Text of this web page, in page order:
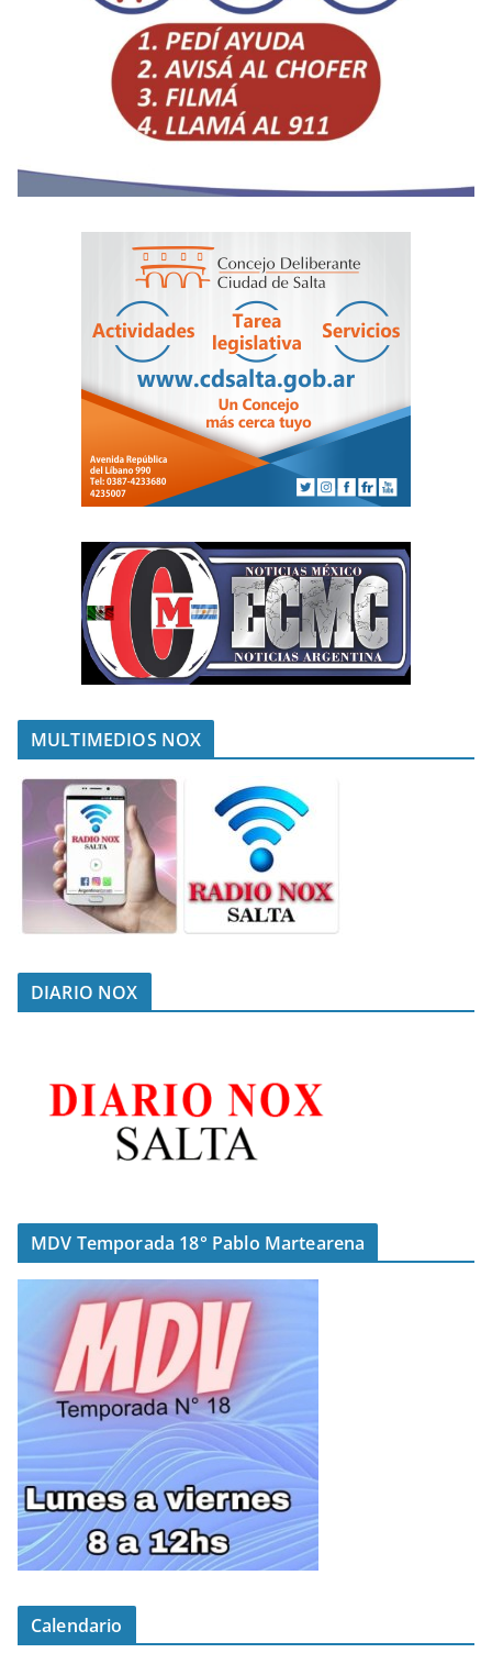
MULTIMEDIOS NOX
DIARIO NOX
MDV Temporada 18° Pablo Martearena
Calendario